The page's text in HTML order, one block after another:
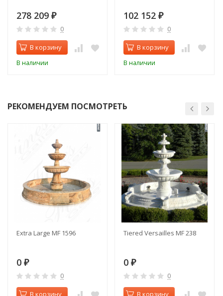
278 209 ₽
0
В корзину
В наличии
102 152 ₽
0
В корзину
В наличии
РЕКОМЕНДУЕМ ПОСМОТРЕТЬ
Extra Large MF 1596
0 ₽
0
В корзину
Tiered Versailles MF 238
0 ₽
0
В корзину